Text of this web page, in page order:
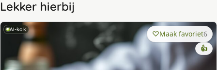
Lekker hierbij
AI-kok Maak favoriet6
👍